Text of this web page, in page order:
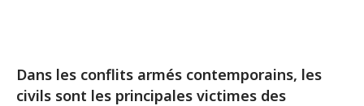
Dans les conflits armés contemporains, les
civils sont les principales victimes des